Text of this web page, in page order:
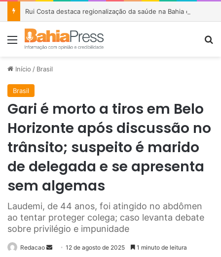
Menu
Início / Brasil
Brasil
Gari é morto a tiros em Belo
Horizonte após discussão no
trânsito; suspeito é marido
de delegada e se apresenta
sem algemas
Laudemi, de 44 anos, foi atingido no abdômen
ao tentar proteger colega; caso levanta debate
sobre privilégio e impunidade
Redacao 12 de agosto de 2025 1 minuto de leitura